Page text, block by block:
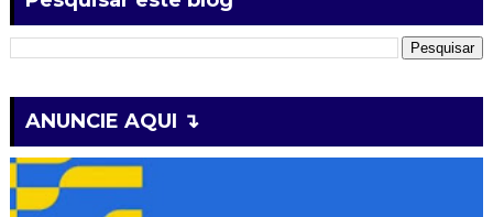
ANUNCIE AQUI ↴